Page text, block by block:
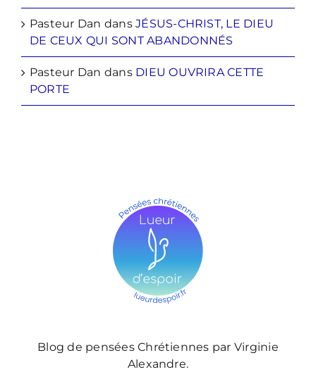
Pasteur Dan dansJÉSUS-CHRIST, LE DIEU
DE CEUX QUI SONT ABANDONNÉS
Pasteur Dan dans DIEU OUVRIRA CETTE
PORTE
Blog de pensées Chrétiennes par Virginie
Alexandre.